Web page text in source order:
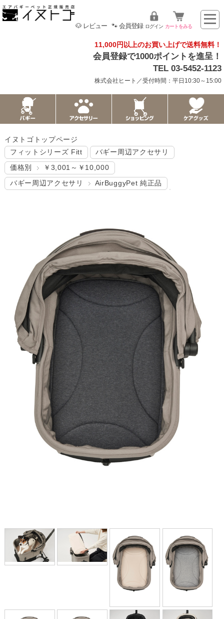
11,000円以上のお買い上げで送料無料！
会員登録で1000ポイントを進呈！
TEL 03-5452-1123
株式会社ヒート／受付時間：平日10:30～15:00
🐶 レビュー 🐾 会員登録 ログイン カートをみる
イヌトゴトップページ
フィットシリーズ Fitt
バギー周辺アクセサリ
価格別 ￥3,001～￥10,000
バギー周辺アクセサリ AirBuggyPet 純正品